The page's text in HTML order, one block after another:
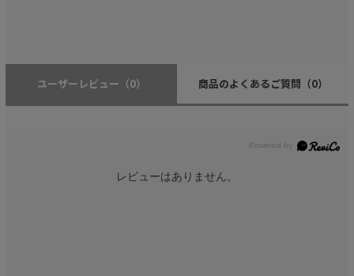
ユーザーレビュー （0） 商品のよくあるご質問 （0）
レビューはありません。